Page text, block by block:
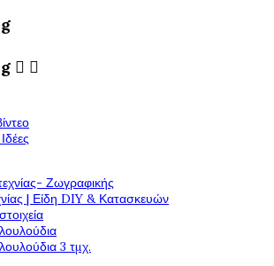
 
Ζωγραφικής
| Είδη DIY & Κατασκευών
3 τμχ.